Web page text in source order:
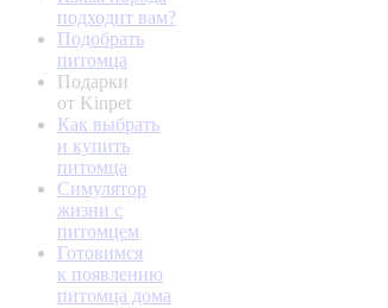
подходит вам?
Подобрать
питомца
Подарки
от Kinpet
Как выбрать
и купить
питомца
Симулятор
жизни с
питомцем
Готовимся
к появлению
питомца дома